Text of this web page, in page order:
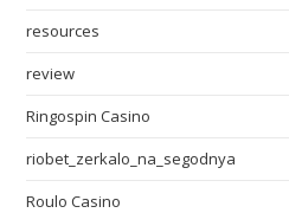
resources
review
Ringospin Casino
riobet_zerkalo_na_segodnya
Roulo Casino